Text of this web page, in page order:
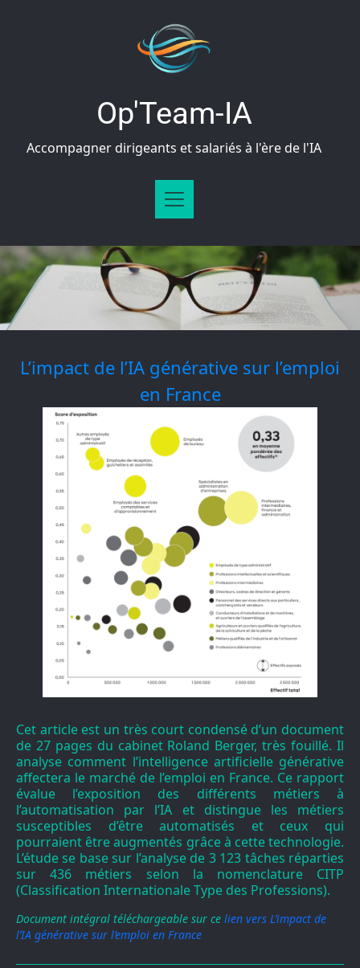
Op'Team-IA
Accompagner dirigeants et salariés à l'ère de l'IA
L’impact de l’IA générative sur l’emploi
en France
Cet article est un très court condensé d’un document
de 27 pages du cabinet Roland Berger, très fouillé. Il
analyse comment l’intelligence artificielle générative
affectera le marché de l’emploi en France. Ce rapport
évalue l’exposition des différents métiers à
l’automatisation par l’IA et distingue les métiers
susceptibles d’être automatisés et ceux qui
pourraient être augmentés grâce à cette technologie.
L’étude se base sur l’analyse de 3 123 tâches réparties
sur 436 métiers selon la nomenclature CITP
(Classification Internationale Type des Professions).
Document intégral téléchargeable sur ce lien vers L’impact de
l’IA générative sur l’emploi en France